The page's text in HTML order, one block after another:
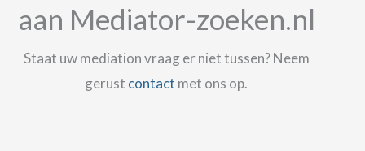
aan Mediator-zoeken.nl
Staat uw mediation vraag er niet tussen? Neem
gerust contact met ons op.